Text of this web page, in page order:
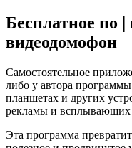
Бесплатное по
видеодомофон
Самостоятельное
либо у автора
планшетах и других
рекламы и всплывающих
Эта программа